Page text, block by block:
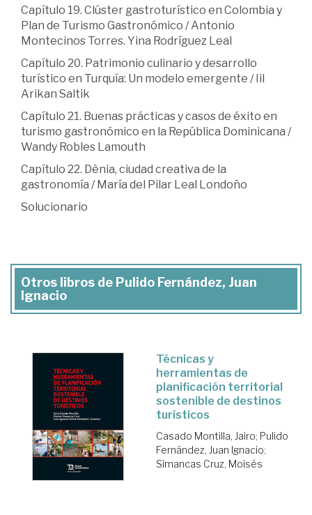
Capítulo 19. Clúster gastroturístico en Colombia y
Plan de Turismo Gastronómico / Antonio
Montecinos Torres. Yina Rodríguez Leal
Capítulo 20. Patrimonio culinario y desarrollo
turístico en Turquía: Un modelo emergente / Iil
Arikan Saltik
Capítulo 21. Buenas prácticas y casos de éxito en
turismo gastronómico en la República Dominicana /
Wandy Robles Lamouth
Capítulo 22. Dènia, ciudad creativa de la
gastronomía / María del Pilar Leal Londoño
Solucionario
Otros libros de Pulido Fernández, Juan
Ignacio
Técnicas y
herramientas de
planificación territorial
sostenible de destinos
turísticos
Casado Montilla, Jairo; Pulido
Fernández, Juan Ignacio;
Simancas Cruz, Moisés